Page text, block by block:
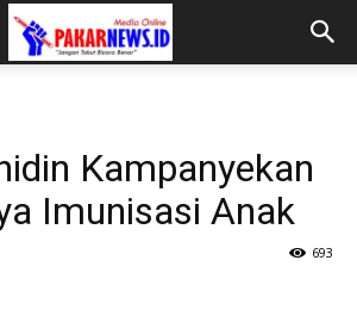
Kampanyekan
Imunisasi Anak
693